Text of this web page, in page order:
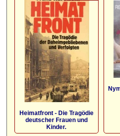
Heimatfront - Die Tragödie
deutscher Frauen und
Kinder.